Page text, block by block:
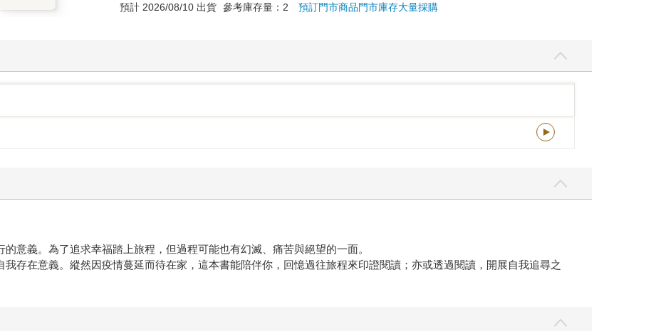
預計 2026/08/10 出貨 參考庫存量：2預訂門市商品門市庫存大量採購
意義。為了追求幸福踏上旅程，但過程可能也有幻滅、痛苦與絕望的一面。
存在意義。縱然因疫情蔓延而待在家，這本書能陪伴你，回憶過往旅程來印證閱讀；亦或透過閱讀，開展自我追尋之